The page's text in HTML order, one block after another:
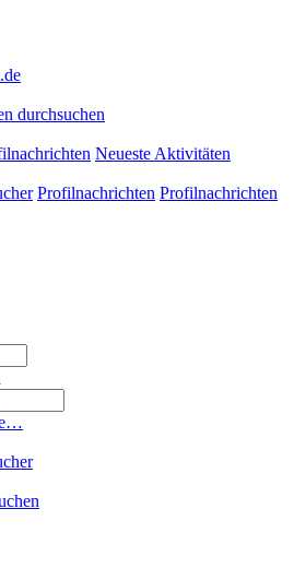
durchsuchen
Neueste Aktivitäten
Profilnachrichten Profilnachrichten